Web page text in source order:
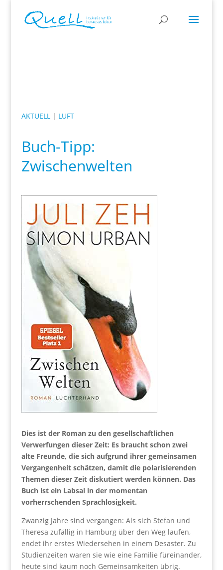
AKTUELL| LUFT
Buch-Tipp:
Zwischenwelten
Dies ist der Roman zu den gesellschaftlichen
Verwerfungen dieser Zeit: Es braucht schon zwei
alte Freunde, die sich aufgrund ihrer gemeinsamen
Vergangenheit schätzen, damit die polarisierenden
Themen dieser Zeit diskutiert werden können. Das
Buch ist ein Labsal in der momentan
vorherrschenden Sprachlosigkeit.
Zwanzig Jahre sind vergangen: Als sich Stefan und
Theresa zufällig in Hamburg über den Weg laufen,
endet ihr erstes Wiedersehen in einem Desaster. Zu
Studienzeiten waren sie wie eine Familie füreinander,
heute sind kaum noch Gemeinsamkeiten übrig.